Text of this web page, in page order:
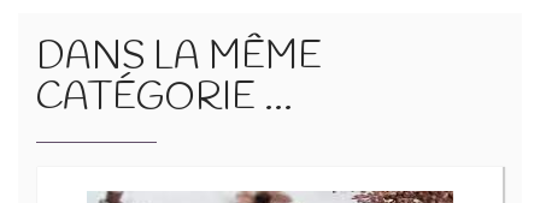
DANS LA MÊME
CATÉGORIE ...